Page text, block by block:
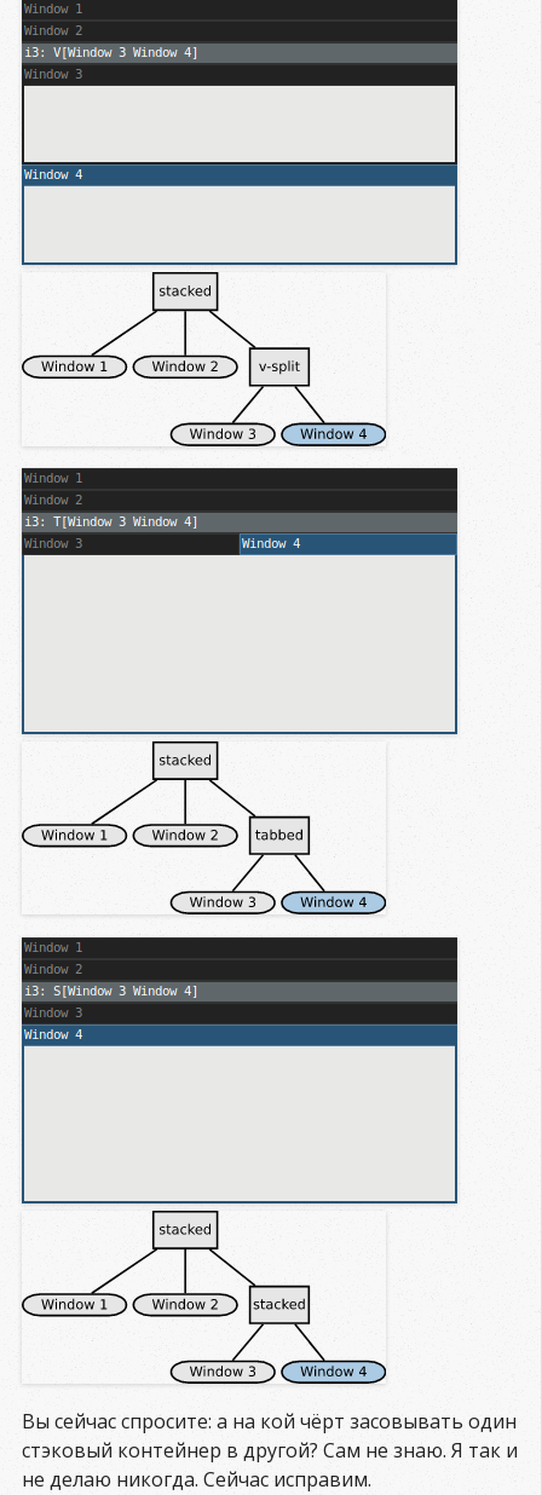
Вы сейчас спросите: а на кой чёрт засовывать один
стэковый контейнер в другой? Сам не знаю. Я так и
не делаю никогда. Сейчас исправим.